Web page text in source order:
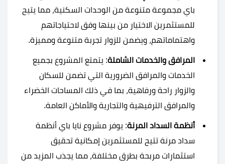
باي مجموعة متنوعة من الوحدات السكنية، مما يتيح
للمستثمرين الاختيار من بينها وفق لاحتياجاتهم
واهتماماتهم، ويضمن للزوار تجربة متنوعة ومميزة.
المرافق والخدمات الشاملة: يتمتع المشروع بجميع
الخدمات والمرافق الضرورية التي تضمن للسكان
والزوار راحة ورفاهية، بما في ذلك المساحات الخضراء
والمرافق الترفيهية والتجارية والأماكن العامة.
أنظمة السداد المرنة: يوفر مشروع نايا باي أنظمة
سداد مرنة تتيح للمستثمرين إمكانية تحقيق
استثمارات مربحة بطرق مختلفة، مما يجذب المزيد من